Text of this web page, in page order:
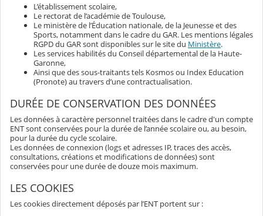
L’établissement scolaire,
Le rectorat de l’académie de Toulouse,
Le ministère de l’Éducation nationale, de la Jeunesse et des
Sports, notamment dans le cadre du GAR. Les mentions légales
RGPD du GAR sont disponibles sur le site du Ministère.
Les services habilités du Conseil départemental de la Haute-
Garonne,
Ainsi que des sous-traitants tels Kosmos ou Index Education
(Pronote) au travers d’une contractualisation.
DURÉE DE CONSERVATION DES DONNÉES
Les données à caractère personnel traitées dans le cadre d'un compte
ENT sont conservées pour la durée de l’année scolaire ou, au besoin,
pour la durée du cycle scolaire.
Les données de connexion (logs et adresses IP, traces des accès,
consultations, créations et modifications de données) sont
conservées pour une durée de douze mois maximum.
LES COOKIES
Les cookies directement déposés par l’ENT portent sur :